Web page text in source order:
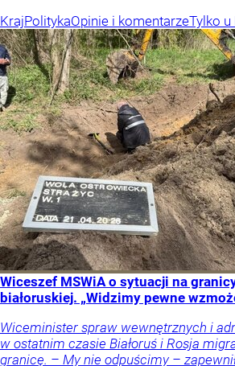
KrajPolitykaOpinie i komentarzeTylko u
Wiceszef MSWiA o sytuacji na
białoruskiej. „Widzimy pewne
Wiceminister spraw wewnętrznych i
w ostatnim czasie Białoruś i Rosja
granicę. – My nie odpuścimy –